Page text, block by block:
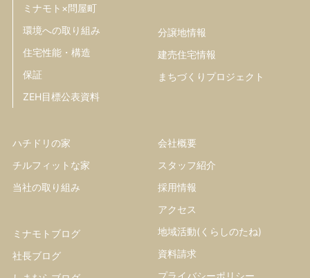
ミナモト×問屋町
環境への取り組み
住宅性能・構造
保証
ZEH目標公表資料
分譲地情報
建売住宅情報
まちづくりプロジェクト
ハチドリの家
チルフィットな家
当社の取り組み
ミナモトブログ
社長ブログ
会社概要
スタッフ紹介
採用情報
アクセス
地域活動(くらしのたね)
資料請求
プライバシーポリシー